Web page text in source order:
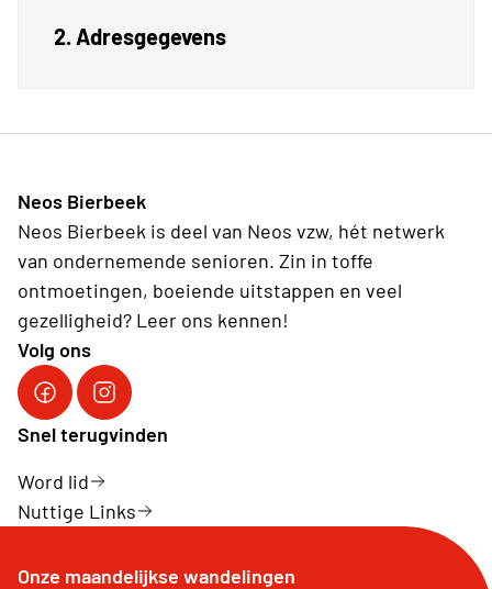
2. Adresgegevens
Neos Bierbeek
Neos Bierbeek is deel van Neos vzw, hét netwerk
van ondernemende senioren. Zin in toffe
ontmoetingen, boeiende uitstappen en veel
gezelligheid? Leer ons kennen!
Volg ons
Facebook Neos Bierbeek
Instagram Neos Bierbeek
Snel terugvinden
Word lid
Nuttige Links
Onze maandelijkse wandelingen